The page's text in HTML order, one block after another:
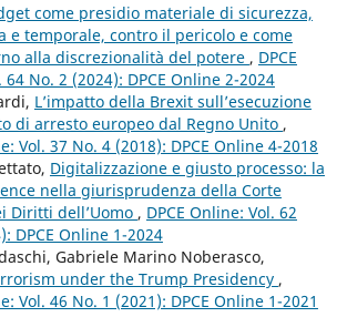
come presidio materiale di sicurezza,
e temporale, contro il pericolo e come
alla discrezionalità del potere , DPCE
No. 2 (2024): DPCE Online 2-2024
L’impatto della Brexit sull’esecuzione
di arresto europeo dal Regno Unito ,
Vol. 37 No. 4 (2018): DPCE Online 4-2018
Digitalizzazione e giusto processo: la
nella giurisprudenza della Corte
Diritti dell’Uomo , DPCE Online: Vol. 62
DPCE Online 1-2024
Gabriele Marino Noberasco,
under the Trump Presidency ,
Vol. 46 No. 1 (2021): DPCE Online 1-2021